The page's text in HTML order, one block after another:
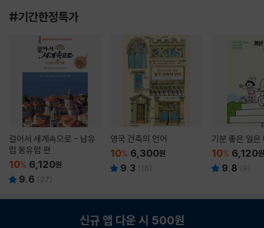
#기간한정특가
걸어서 세계속으로 - 남유
럽 동유럽 편
10% 6,120원
9.6 ( 27)
영국 건축의 언어
10% 6,300원
9.3 (16)
기분 좋은 일은
10% 6,120원
9.8 (9)
신규 앱 다운 시 500원